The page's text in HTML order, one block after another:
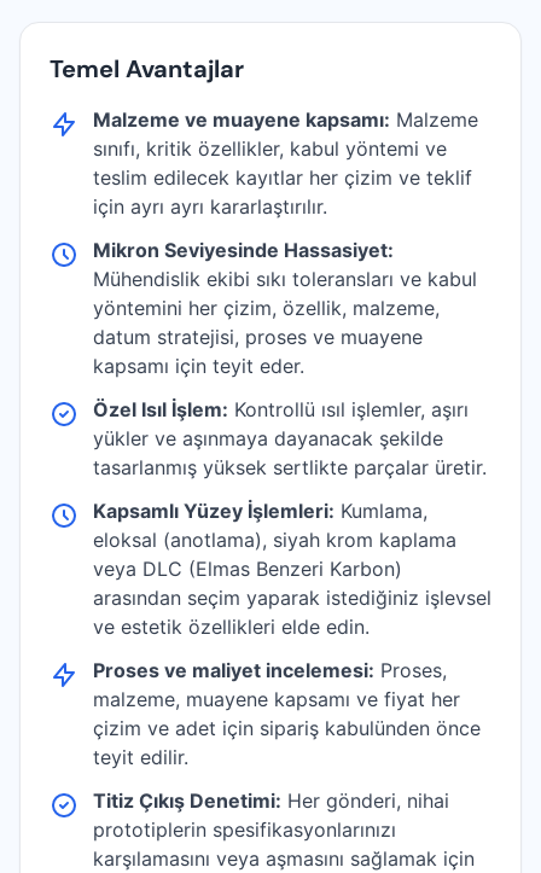
Temel Avantajlar
Malzeme ve muayene kapsamı: Malzeme
sınıfı, kritik özellikler, kabul yöntemi ve
teslim edilecek kayıtlar her çizim ve teklif
için ayrı ayrı kararlaştırılır.
Mikron Seviyesinde Hassasiyet:
Mühendislik ekibi sıkı toleransları ve kabul
yöntemini her çizim, özellik, malzeme,
datum stratejisi, proses ve muayene
kapsamı için teyit eder.
Özel Isıl İşlem: Kontrollü ısıl işlemler, aşırı
yükler ve aşınmaya dayanacak şekilde
tasarlanmış yüksek sertlikte parçalar üretir.
Kapsamlı Yüzey İşlemleri: Kumlama,
eloksal (anotlama), siyah krom kaplama
veya DLC (Elmas Benzeri Karbon)
arasından seçim yaparak istediğiniz işlevsel
ve estetik özellikleri elde edin.
Proses ve maliyet incelemesi: Proses,
malzeme, muayene kapsamı ve fiyat her
çizim ve adet için sipariş kabulünden önce
teyit edilir.
Titiz Çıkış Denetimi: Her gönderi, nihai
prototiplerin spesifikasyonlarınızı
karşılamasını veya aşmasını sağlamak için